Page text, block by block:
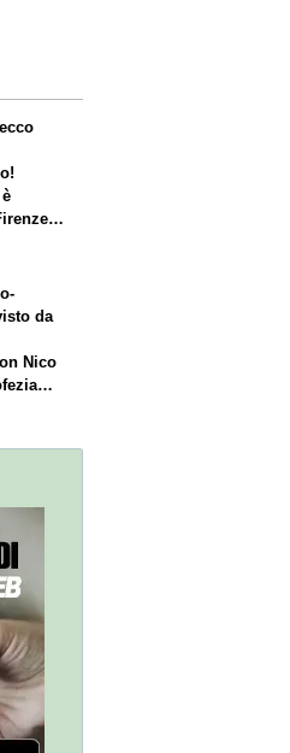
da
Nico